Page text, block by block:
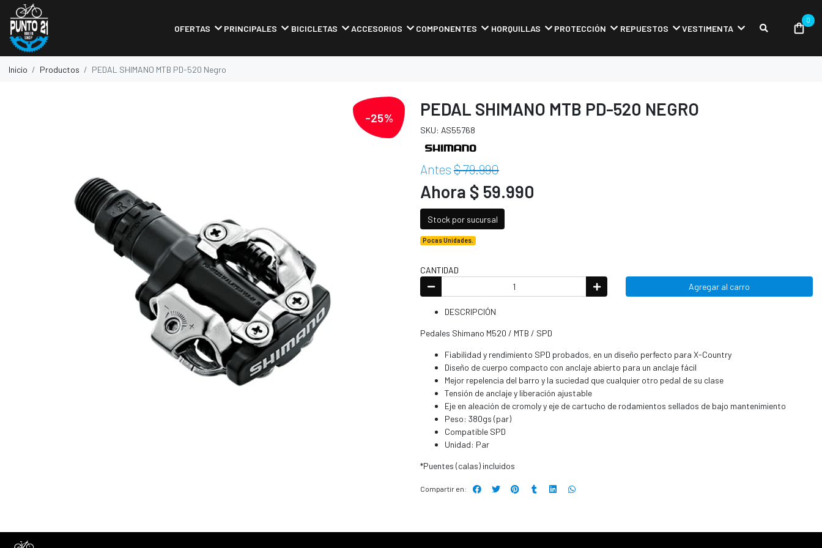
OFERTAS PRINCIPALES BICICLETAS ACCESORIOS COMPONENTES HORQUILLAS PROTECCIÓN REPUESTOS VESTIMENTA
0
Inicio Productos PEDAL SHIMANO MTB PD-520 Negro
-25% PEDAL SHIMANO MTB PD-520 NEGRO
SKU: AS55768
Antes $ 79.990
Ahora $ 59.990
Stock por sucursal
Pocas Unidades.
CANTIDAD
Agregar al carro
DESCRIPCIÓN
Pedales Shimano M520 / MTB / SPD
Fiabilidad y rendimiento SPD probados, en un diseño perfecto para X-Country
Diseño de cuerpo compacto con anclaje abierto para un anclaje fácil
Mejor repelencia del barro y la suciedad que cualquier otro pedal de su clase
Tensión de anclaje y liberación ajustable
Eje en aleación de cromoly y eje de cartucho de rodamientos sellados de bajo mantenimiento
Peso: 380gs (par)
Compatible SPD
Unidad: Par
*Puentes (calas) incluidos
Compartir en: